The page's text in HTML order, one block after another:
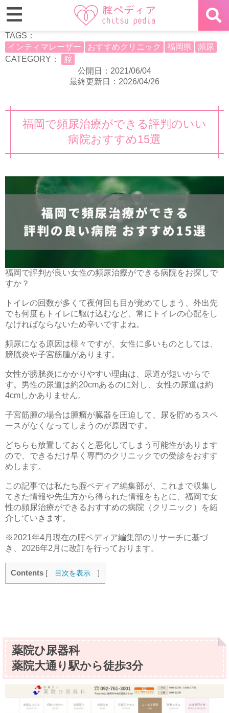
TAGS：
インティマレーザー
おすすめクリニック 福岡県
頻尿
CATEGORY：
腟
公開日：2021/06/04
最終更新日：2026/04/26
福岡で頻尿治療ができる評判のいい
病院おすすめ15選
福岡で評判が良い女性の頻尿治療ができる病院をお探しで
すか？
トイレの回数が多くて夜何回も目が覚めてしまう、外出先
でも何度もトイレに駆け込むなど、常にトイレの心配をし
なければならないため辛いですよね。
頻尿になる原因は様々ですが、女性に多いものとしては、
膀胱炎や子宮筋腫があります。
女性が膀胱炎にかかりやすい理由は、尿道が短いからで
す。男性の尿道は約20cmあるのに対し、女性の尿道は約
4cmしかありません。
子宮筋腫の場合は腫瘤が臓器を圧迫して、尿を貯めるスペ
ースがなくなってしまうのが原因です。
どちらも放置しておくと悪化してしまう可能性があります
ので、できるだけ早く専門のクリニックでの受診をおすす
めします。
この記事では私たち腟ペディア編集部が、これまで収集し
てきた情報や先生方から得られた情報をもとに、福岡で女
性の頻尿治療ができるおすすめの病院（クリニック）を紹
介していきます。
※2021年4月現在の腟ペディア編集部のリサーチに基づ
き、2026年2月に改訂を行っております。
Contents [ 目次を表示 ]
薬院ひ尿器科
薬院大通り駅から徒歩3分